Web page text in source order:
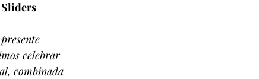
Sliders
celebrar
combinada